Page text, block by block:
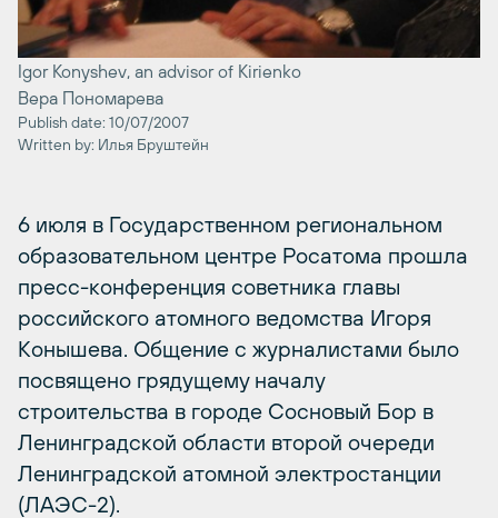
Igor Konyshev, an advisor of Kirienko
Вера Пономарева
Publish date: 10/07/2007
Written by: Илья Бруштейн
6 июля в Государственном региональном
образовательном центре Росатома прошла
пресс-конференция советника главы
российского атомного ведомства Игоря
Конышева. Общение с журналистами было
посвящено грядущему началу
строительства в городе Сосновый Бор в
Ленинградской области второй очереди
Ленинградской атомной электростанции
(ЛАЭС-2).